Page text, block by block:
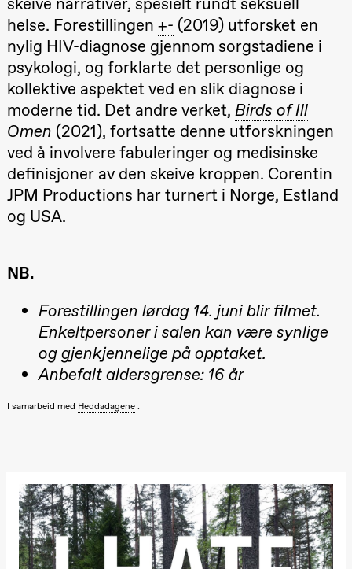
Lørdag 12. september
19.00
Yuri
Umemoto /​
Sinfonietta /​
Ivar Furre
Aam
crypt_ –
Animeopera
av Yuri
Umemoto
Store scene
(Black Box
teater)
Fredag 18. september
teater)
Lørdag 19. september
Pinquins &
Kjersti Alm
Hi sida
19.00
Rosalind
Goldberg
Ornate
Saturation
Store scene
(Black Box
helse. Forestillingen+- (2019) utforsket en
nylig HIV-diagnose gjennom sorgstadiene i
psykologi, og forklarte det personlige og
kollektive aspektet ved en slik diagnose i
moderne tid. Det andre verket,Birds of Ill
Omen (2021), fortsatte denne utforskningen
ved å involvere fabuleringer og medisinske
definisjoner av den skeive kroppen. Corentin
JPM Productions har turnert i Norge, Estland
og USA.
NB.
Forestillingen lørdag 14. juni blir filmet.
Enkeltpersoner i salen kan være synlige
og gjenkjennelige på opptaket.
Anbefalt aldersgrense: 16 år
I samarbeid med Heddadagene.